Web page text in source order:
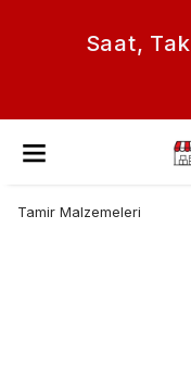
Saat,
Tamir Malzemeleri